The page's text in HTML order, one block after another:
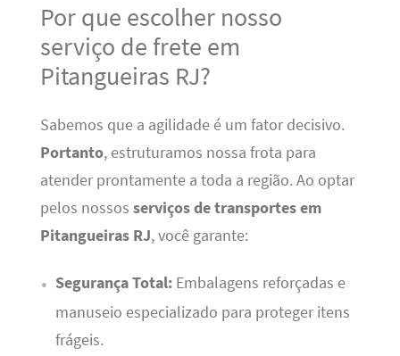
Por que escolher nosso
serviço de frete em
Pitangueiras RJ?
Sabemos que a agilidade é um fator decisivo.
Portanto, estruturamos nossa frota para
atender prontamente a toda a região. Ao optar
pelos nossos serviços de transportes em
Pitangueiras RJ, você garante:
Segurança Total:Embalagens reforçadas e
manuseio especializado para proteger itens
frágeis.